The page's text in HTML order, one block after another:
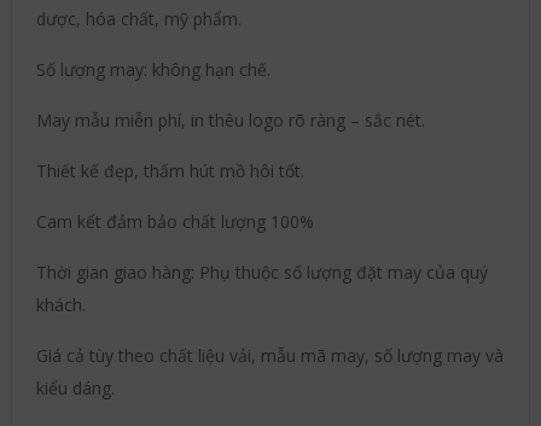
dược, hóa chất, mỹ phẩm.
Số lượng may: không hạn chế.
May mẫu miễn phí, in thêu logo rõ ràng – sắc nét.
Thiết kế đẹp, thấm hút mồ hôi tốt.
Cam kết đảm bảo chất lượng 100%
Thời gian giao hàng: Phụ thuộc số lượng đặt may của quý
khách.
Giá cả tùy theo chất liệu vải, mẫu mã may, số lượng may và
kiểu dáng.